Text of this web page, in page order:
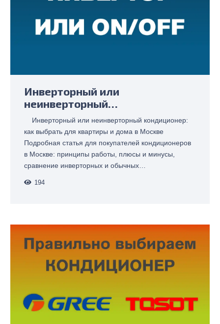
Инверторный или
неинверторный…
Инверторный или неинверторный кондиционер:
как выбрать для квартиры и дома в Москве
Подробная статья для покупателей кондиционеров
в Москве: принципы работы, плюсы и минусы,
сравнение инверторных и обычных…
194